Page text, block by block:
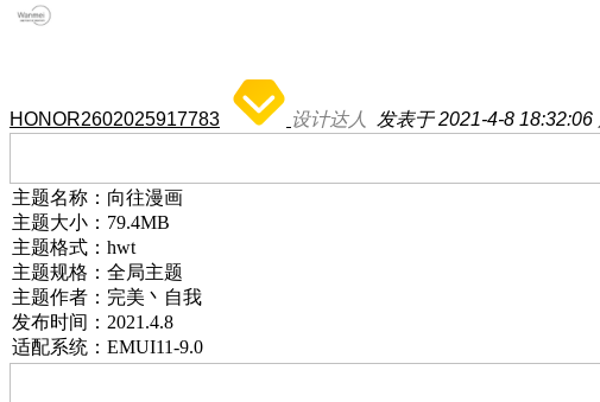
HONOR2602025917783 设计达人 发表于 2021-4-8 18:32:06
主题名称：向往漫画
主题大小：79.4MB
主题格式：hwt
主题规格：全局主题
主题作者：完美丶自我
发布时间：2021.4.8
适配系统：EMUI11-9.0